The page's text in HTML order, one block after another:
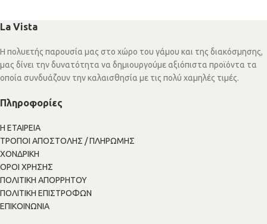
La Vista
Η πολυετής παρουσία μας στο χώρο του γάμου και της διακόσμησης,
μας δίνει την δυνατότητα να δημιουργούμε αξιόπιστα προϊόντα τα
οποία συνδυάζουν την καλαισθησία με τις πολύ χαμηλές τιμές.
Πληροφορίες
Η ΕΤΑΙΡΕΙΑ
ΤΡΟΠΟΙ ΑΠΟΣΤΟΛΗΣ / ΠΛΗΡΩΜΗΣ
ΧΟΝΔΡΙΚΗ
ΟΡΟΙ ΧΡΗΣΗΣ
ΠΟΛΙΤΙΚΗ ΑΠΟΡΡΗΤΟΥ
ΠΟΛΙΤΙΚΗ ΕΠΙΣΤΡΟΦΩΝ
ΕΠΙΚΟΙΝΩΝΙΑ